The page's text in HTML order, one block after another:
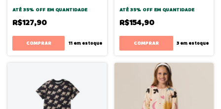
ATÉ 35% OFF EM QUANTIDADE
R$127,90
COMPRAR 11em estoque
ATÉ 35% OFF EM QUANTIDADE
R$154,90
COMPRAR 3 em estoque